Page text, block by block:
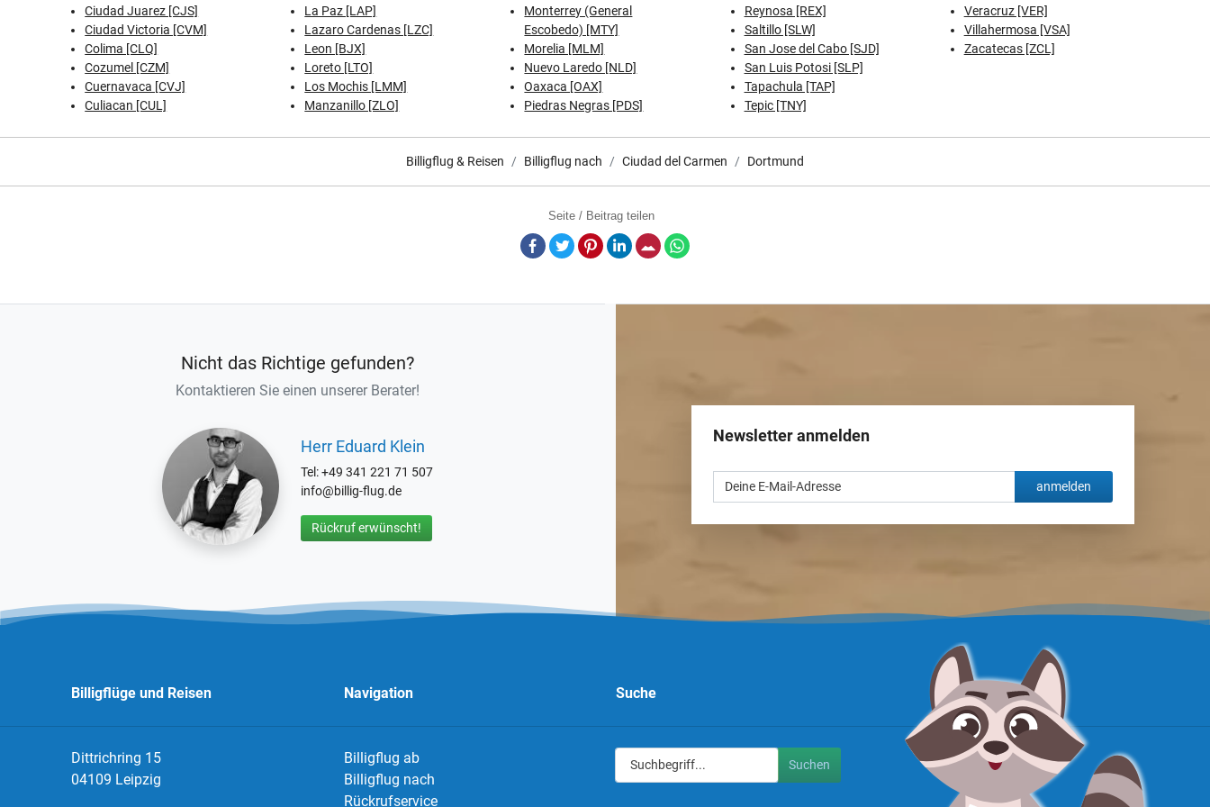
Ciudad Juarez [CJS]
Ciudad Victoria [CVM]
Colima [CLQ]
Cozumel [CZM]
Cuernavaca [CVJ]
Culiacan [CUL]
La Paz [LAP]
Lazaro Cardenas [LZC]
Leon [BJX]
Loreto [LTO]
Los Mochis [LMM]
Manzanillo [ZLO]
Monterrey (General
Escobedo) [MTY]
Morelia [MLM]
Nuevo Laredo [NLD]
Oaxaca [OAX]
Piedras Negras [PDS]
Reynosa [REX]
Saltillo [SLW]
San Jose del Cabo [SJD]
San Luis Potosi [SLP]
Tapachula [TAP]
Tepic [TNY]
Veracruz [VER]
Villahermosa [VSA]
Zacatecas [ZCL]
Billigflug & Reisen Billigflug nach Ciudad del Carmen Dortmund
Seite / Beitrag teilen
Facebook
TwitterPinterestLinkedInE-Mail
Nicht das Richtige gefunden?
Kontaktieren Sie einen unserer Berater!
Herr Eduard Klein
Tel: +49 341 221 71 507
info@billig-flug.de
Rückruf erwünscht!
Newsletter anmelden
anmelden
Billigflüge und Reisen
Dittrichring 15
04109 Leipzig
Navigation
Billigflug ab
Billigflug nach
Rückrufservice
Suche
Suchen